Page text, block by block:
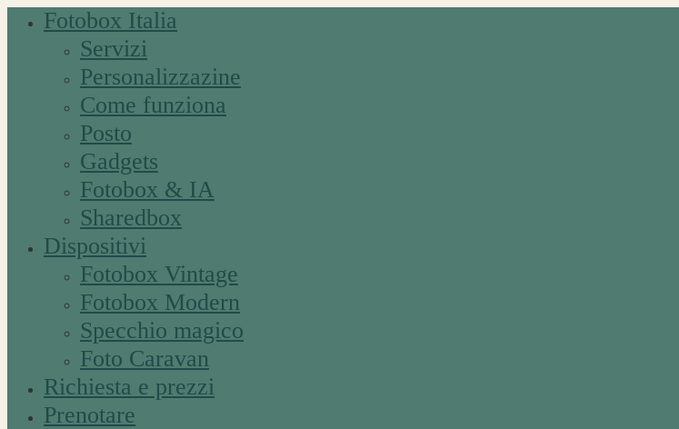
Fotobox Italia
Servizi
Personalizzazine
Come funziona
Posto
Gadgets
Fotobox & IA
Sharedbox
Dispositivi
Fotobox Vintage
Fotobox Modern
Specchio magico
Foto Caravan
Richiesta e prezzi
Prenotare